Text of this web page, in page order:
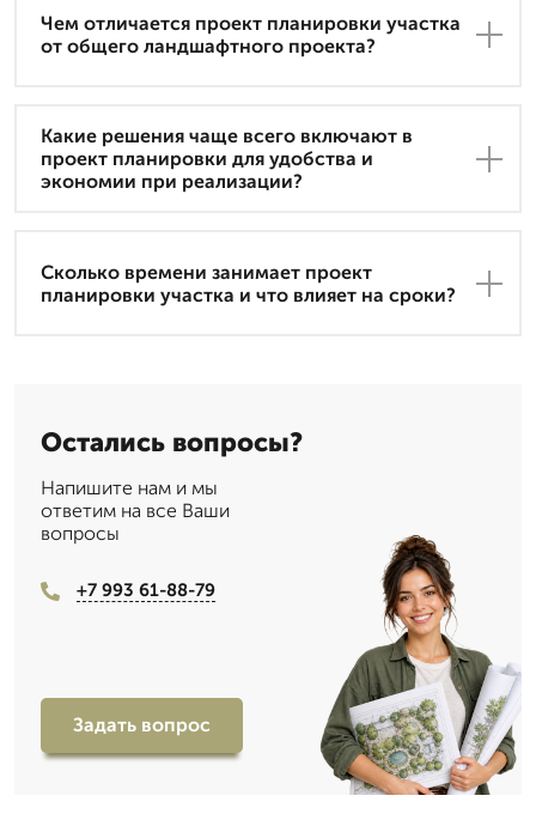
Чем отличается проект планировки участка
от общего ландшафтного проекта?
Какие решения чаще всего включают в
проект планировки для удобства и
экономии при реализации?
Сколько времени занимает проект
планировки участка и что влияет на сроки?
Остались вопросы?
Напишите нам и мы
ответим на все Ваши
вопросы
+7 993 61-88-79
Задать вопрос